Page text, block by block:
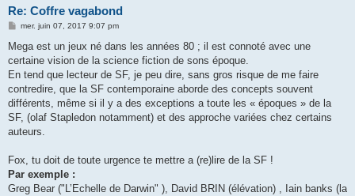
Re: Coffre vagabond
M
s
a
g
mer. juin 07, 2017 9:07 pm
Mega est un jeux né dans les années 80 ; il est connoté avec une
certaine vision de la science fiction de sons époque.
En tend que lecteur de SF, je peu dire, sans gros risque de me faire
contredire, que la SF contemporaine aborde des concepts souvent
différents, même si il y a des exceptions a toute les « époques » de la
SF, (olaf Stapledon notamment) et des approche variées chez certains
auteurs.
Fox, tu doit de toute urgence te mettre a (re)lire de la SF !
Par exemple :
Greg Bear ("L’Echelle de Darwin" ), David BRIN (élévation) , Iain banks (la